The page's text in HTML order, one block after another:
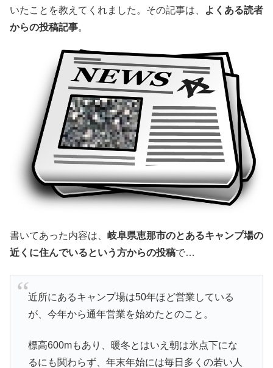
いたことを教えてくれました。その記事は、
よくある読者
からの投稿記事。
書いてあった内容は、 岐阜県恵那市のとあるキャンプ場の
近くに住んでいるという方からの投稿で…
近所にあるキャンプ場は50年ほど営業している
が、今年から通年営業を始めたとのこと。
標高600mもあり、暖冬とはいえ朝は氷点下にな
るにも関わらず、年末年始には毎日多くの若い人